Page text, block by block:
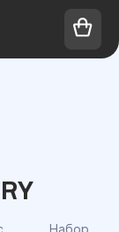
Набор